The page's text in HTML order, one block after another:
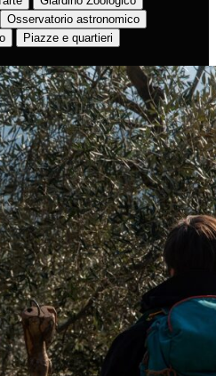
Osservatorio astronomico
Piazze e quartieri